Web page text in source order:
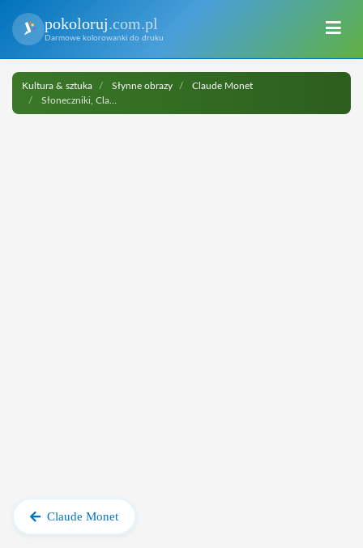
pokoloruj.com.pl
Darmowe kolorowanki do druku
Kultura & sztuka Słynne obrazy
Claude Monet
Słoneczniki, Claude Monet do druku
Claude Monet